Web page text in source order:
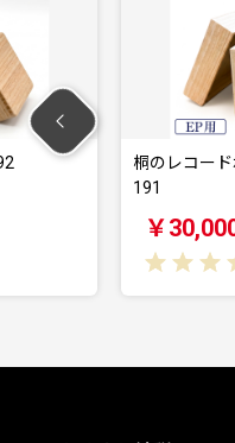
桐のレコー
191
￥